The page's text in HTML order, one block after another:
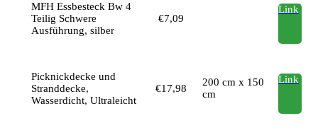
MFH Essbesteck Bw 4
Teilig Schwere
Ausführung, silber
€7,09
Link
Picknickdecke und
Stranddecke,
Wasserdicht, Ultraleicht
€17,98
200 cm x 150
cm
Link